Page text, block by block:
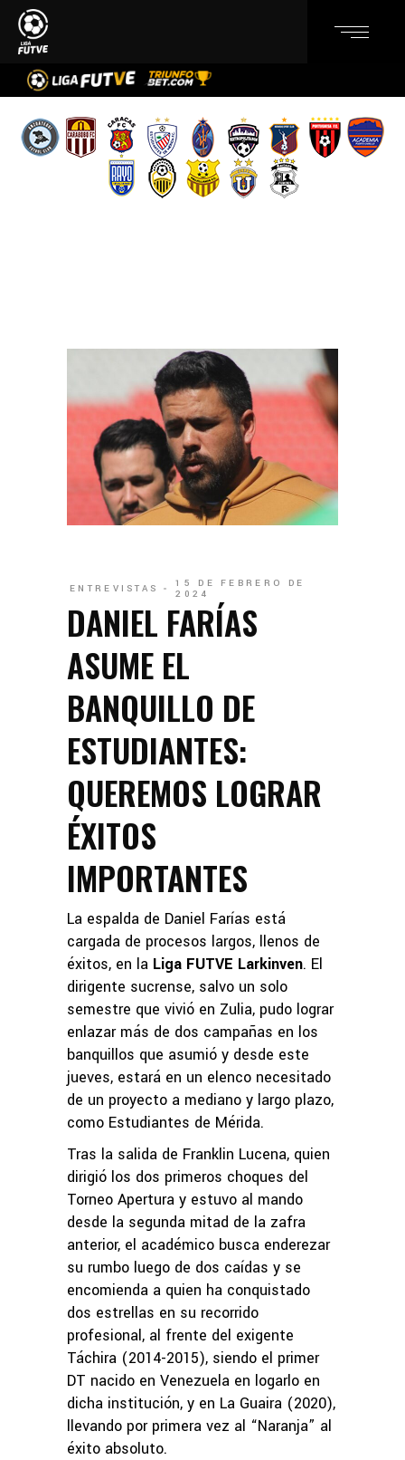
ENTREVISTAS
15 DE FEBRERO DE
2024
DANIEL FARÍAS
ASUME EL
BANQUILLO DE
ESTUDIANTES:
QUEREMOS LOGRAR
ÉXITOS
IMPORTANTES
La espalda de Daniel Farías está
cargada de procesos largos, llenos de
éxitos, en la Liga FUTVE Larkinven. El
dirigente sucrense, salvo un solo
semestre que vivió en Zulia, pudo lograr
enlazar más de dos campañas en los
banquillos que asumió y desde este
jueves, estará en un elenco necesitado
de un proyecto a mediano y largo plazo,
como Estudiantes de Mérida.
Tras la salida de Franklin Lucena, quien
dirigió los dos primeros choques del
Torneo Apertura y estuvo al mando
desde la segunda mitad de la zafra
anterior, el académico busca enderezar
su rumbo luego de dos caídas y se
encomienda a quien ha conquistado
dos estrellas en su recorrido
profesional, al frente del exigente
Táchira (2014-2015), siendo el primer
DT nacido en Venezuela en logarlo en
dicha institución, y en La Guaira (2020),
llevando por primera vez al “Naranja” al
éxito absoluto.